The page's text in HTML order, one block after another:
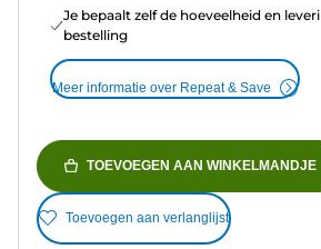
Je bepaalt zelf de hoeveelheid en
bestelling
Meer informatie over Repeat & Save
TOEVOEGEN AAN WINKELMANDJE
Toevoegen aan verlanglijst